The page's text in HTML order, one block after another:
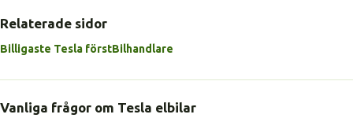
Relaterade sidor
Billigaste Tesla förstBilhandlare
Vanliga frågor om Tesla elbilar